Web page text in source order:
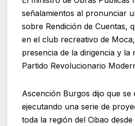
señalamientos al pronunciar
sobre Rendición de Cuentas,
en el club recreativo de
presencia de la dirigencia y la
Partido Revolucionario
Ascención Burgos dijo que se
ejecutando una serie de
toda la región del Cibao desde